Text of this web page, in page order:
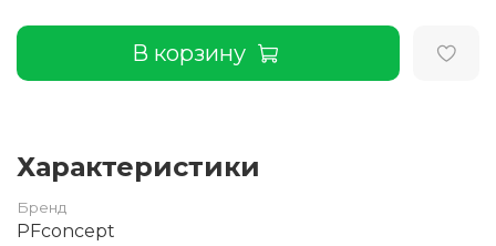
В корзину
Характеристики
Бренд
PFconcept